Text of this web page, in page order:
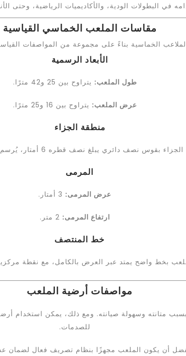
في البطولات الودية، والأكاديميات الرياضية، وحتى
مقاسات الملعب الخماسي القياسية
الأبعاد الرسمية
طول الملعب: يتراوح بين 25 و42 مترًا.
عرض الملعب: يتراوح بين 16 و25 مترًا.
منطقة الجزاء
نصف دائري يبلغ نصف قطره 6 أمتار، يُرسم من مركز كل قائم للمرمى.
المرمى
عرض المرمى:
ارتفاع المرمى:
خط المنتصف
بخط واضح يمتد عبر العرض بالكامل، مع نقطة
مواصفات أرضية الملعب
متانته وسهولة صيانته. ومع ذلك، يمكن استخدام
للصدمات.
أن يكون الملعب مجهزًا بنظام تصريف فعال لضمان عدم